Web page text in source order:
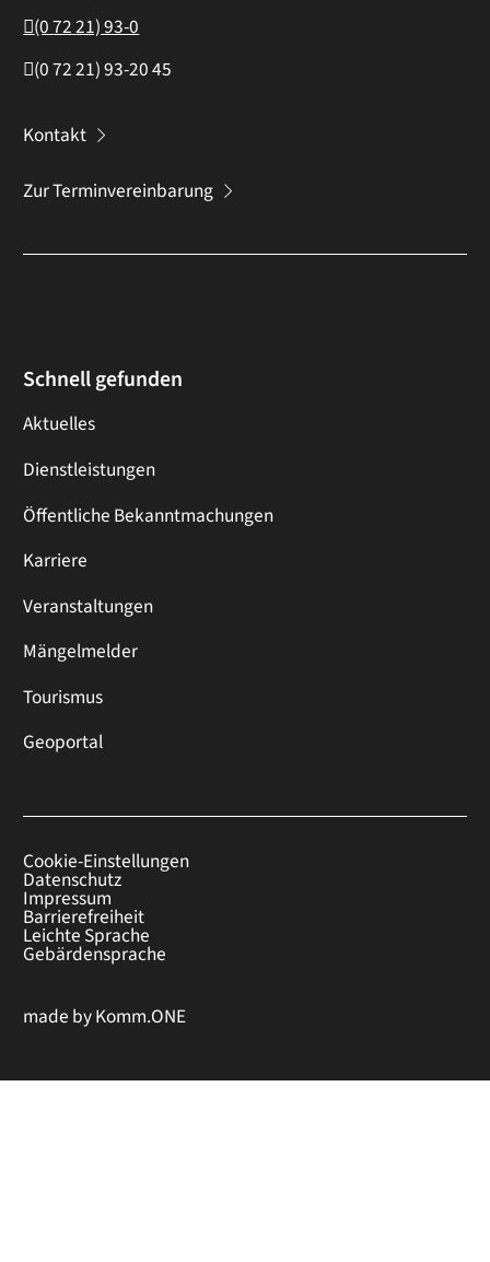
(07221) 93-0
(07221) 93-2045
Kontakt
Zur Terminvereinbarung
Schnell gefunden
Aktuelles
Dienstleistungen
Öffentliche Bekanntmachungen
Karriere
Veranstaltungen
Mängelmelder
Tourismus
Geoportal
Cookie-Einstellungen
Datenschutz
Impressum
Barrierefreiheit
Leichte Sprache
Gebärdensprache
made byKomm.ONE